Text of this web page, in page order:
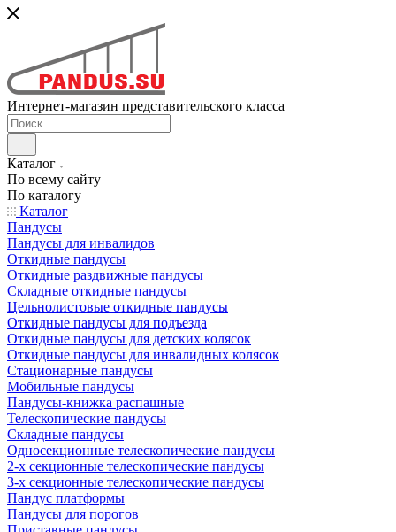
Интернет-магазин представительского класса
Каталог
По всему сайту
По каталогу
Каталог
Пандусы
Пандусы для инвалидов
Откидные пандусы
Откидные раздвижные пандусы
Складные откидные пандусы
Цельнолистовые откидные пандусы
Откидные пандусы для подъезда
Откидные пандусы для детских колясок
Откидные пандусы для инвалидных колясок
Стационарные пандусы
Мобильные пандусы
Пандусы-книжка распашные
Телескопические пандусы
Складные пандусы
Односекционные телескопические пандусы
2-х секционные телескопические пандусы
3-х секционные телескопические пандусы
Пандус платформы
Пандусы для порогов